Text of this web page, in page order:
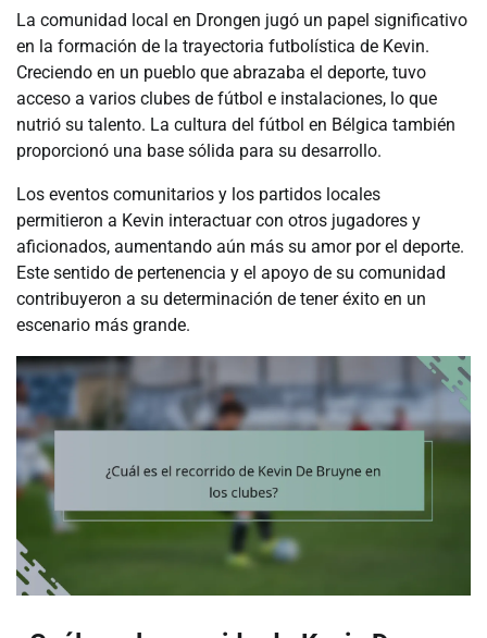
La comunidad local en Drongen jugó un papel significativo
en la formación de la trayectoria futbolística de Kevin.
Creciendo en un pueblo que abrazaba el deporte, tuvo
acceso a varios clubes de fútbol e instalaciones, lo que
nutrió su talento. La cultura del fútbol en Bélgica también
proporcionó una base sólida para su desarrollo.
Los eventos comunitarios y los partidos locales
permitieron a Kevin interactuar con otros jugadores y
aficionados, aumentando aún más su amor por el deporte.
Este sentido de pertenencia y el apoyo de su comunidad
contribuyeron a su determinación de tener éxito en un
escenario más grande.